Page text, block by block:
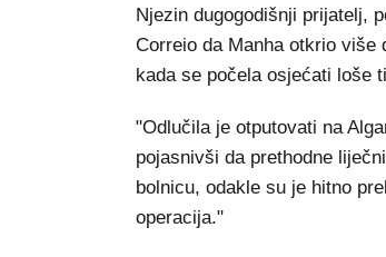
Njezin dugogodišnji prijatelj,
Correio da Manha otkrio
kada se počela osjećati loše
"Odlučila je otputovati na
pojasnivši da prethodne
bolnicu, odakle su je hitno
operacija."